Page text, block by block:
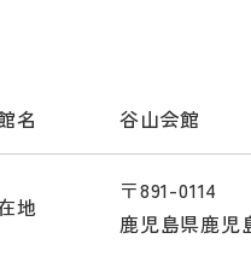
名 谷山会館
地
〒891-0114
鹿児島県鹿児